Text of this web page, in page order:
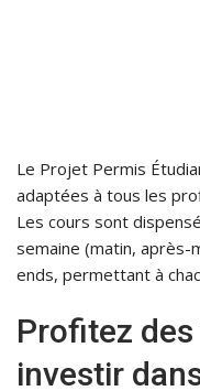
Le Projet Permis
adaptées à tous les
Les cours sont
semaine (matin, après-
ends, permettant à
Profitez
investir